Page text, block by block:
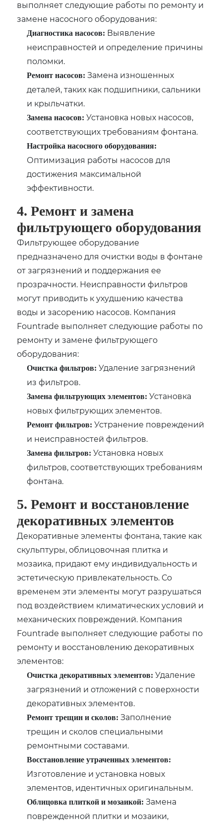
выполняет следующие работы по ремонту и
замене насосного оборудования:
Диагностика насосов: Выявление
неисправностей и определение причины
поломки.
Ремонт насосов: Замена изношенных
деталей, таких как подшипники, сальники
и крыльчатки.
Замена насосов: Установка новых насосов,
соответствующих требованиям фонтана.
Настройка насосного оборудования:
Оптимизация работы насосов для
достижения максимальной
эффективности.
4. Ремонт и замена
фильтрующего оборудования
Фильтрующее оборудование
предназначено для очистки воды в фонтане
от загрязнений и поддержания ее
прозрачности. Неисправности фильтров
могут приводить к ухудшению качества
воды и засорению насосов. Компания
Fountrade выполняет следующие работы по
ремонту и замене фильтрующего
оборудования:
Очистка фильтров: Удаление загрязнений
из фильтров.
Замена фильтрующих элементов: Установка
новых фильтрующих элементов.
Ремонт фильтров: Устранение повреждений
и неисправностей фильтров.
Замена фильтров: Установка новых
фильтров, соответствующих требованиям
фонтана.
5. Ремонт и восстановление
декоративных элементов
Декоративные элементы фонтана, такие как
скульптуры, облицовочная плитка и
мозаика, придают ему индивидуальность и
эстетическую привлекательность. Со
временем эти элементы могут разрушаться
под воздействием климатических условий и
механических повреждений. Компания
Fountrade выполняет следующие работы по
ремонту и восстановлению декоративных
элементов:
Очистка декоративных элементов: Удаление
загрязнений и отложений с поверхности
декоративных элементов.
Ремонт трещин и сколов: Заполнение
трещин и сколов специальными
ремонтными составами.
Восстановление утраченных элементов:
Изготовление и установка новых
элементов, идентичных оригинальным.
Облицовка плиткой и мозаикой: Замена
поврежденной плитки и мозаики,